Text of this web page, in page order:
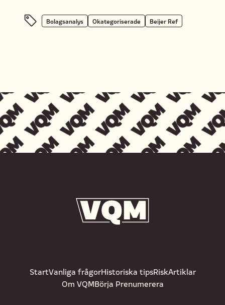
Bolagsanalys Okategoriserade Beijer Ref
StartVanliga frågorHistoriska tipsRiskArtiklar
Om VQMBörja Prenumerera